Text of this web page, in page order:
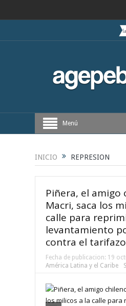
hacia el centro es acompañado por toda su
Periodística de
Menú
INICIO REPRESION
Piñera, el amigo
Macri, saca los
calle para
levantamiento
contra el tarifazo
Fecha de publicacion: 19
América Latina y el Caribe